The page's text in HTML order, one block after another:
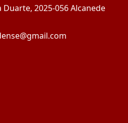
2025-056 Alcanede